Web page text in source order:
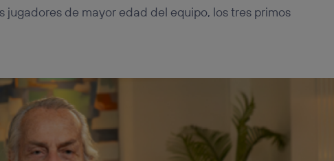
jugadores de mayor edad del equipo, los tres primos